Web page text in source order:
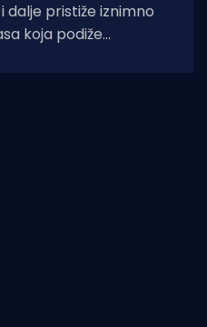
dalje pristiže iznimno
koja podiže